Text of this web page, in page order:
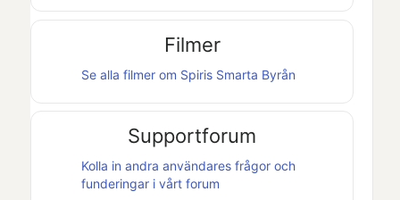
Filmer
Se alla filmer om Spiris Smarta Byrån
Supportforum
Kolla in andra användares frågor och
funderingar i vårt forum